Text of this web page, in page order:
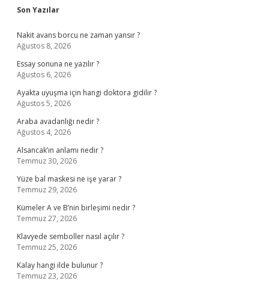
Sidebar
Son Yazılar
Nakit avans borcu ne zaman yansır ?
Ağustos 8, 2026
Essay sonuna ne yazılır ?
Ağustos 6, 2026
Ayakta uyuşma için hangi doktora gidilir ?
Ağustos 5, 2026
Araba avadanlığı nedir ?
Ağustos 4, 2026
Alsancak’ın anlamı nedir ?
Temmuz 30, 2026
Yüze bal maskesi ne işe yarar ?
Temmuz 29, 2026
Kümeler A ve B’nin birleşimi nedir ?
Temmuz 27, 2026
Klavyede semboller nasıl açılır ?
Temmuz 25, 2026
Kalay hangi ilde bulunur ?
Temmuz 23, 2026